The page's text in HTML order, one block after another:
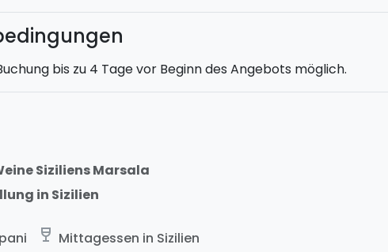
bis zu 4 Tage vor Beginn des Angebots möglich.
Siziliens Marsala
in Sizilien
wine_bar Mittagessen in Sizilien